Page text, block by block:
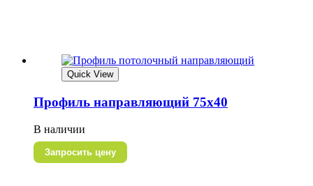
Quick View
Профиль направляющий 75х40
В наличии
Запросить цену